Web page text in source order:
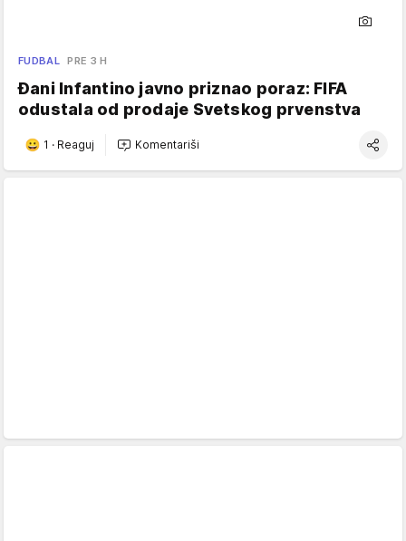
FUDBAL PRE 3 H
Đani Infantino javno priznao poraz: FIFA
odustala od prodaje Svetskog prvenstva
1 · Reaguj Komentariši